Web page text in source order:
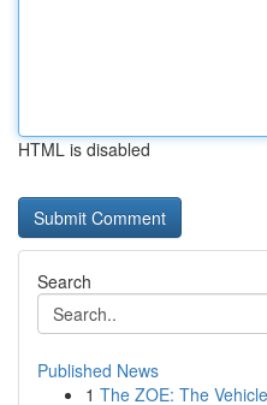
HTML is disabled
Search
Published News
1 The ZOE: The